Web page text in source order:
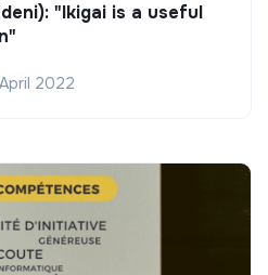
"Ikigai is a useful
2022